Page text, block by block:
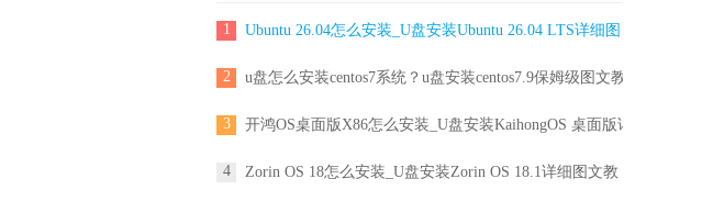
1 Ubuntu 26.04怎么安装_U盘安装Ubuntu 26.04 LTS详细图
2 u盘怎么安装centos7系统？u盘安装centos7.9保姆级图文教
3 开鸿OS桌面版X86怎么安装_U盘安装KaihongOS 桌面版详
4 Zorin OS 18怎么安装_U盘安装Zorin OS 18.1详细图文教